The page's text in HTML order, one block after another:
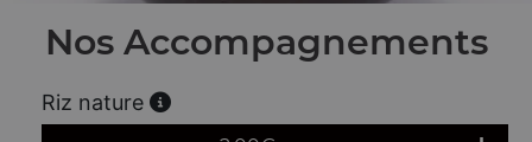
Nos Accompagnements
Riz nature